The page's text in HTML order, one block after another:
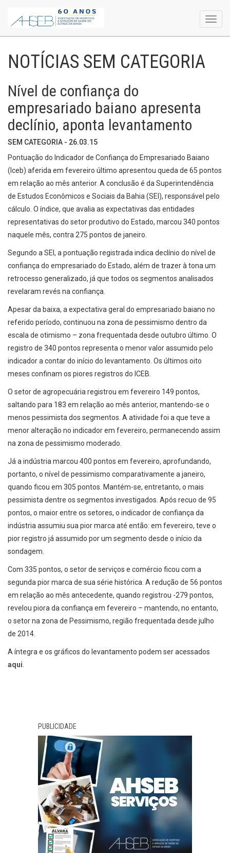
NOTÍCIAS SEM CATEGORIA
Nível de confiança do
empresariado baiano apresenta
declínio, aponta levantamento
SEM CATEGORIA - 26.03.15
Pontuação do Indicador de Confiança do Empresariado Baiano
(Iceb) aferida em fevereiro último apresentou queda de 65 pontos
em relação ao mês anterior. A conclusão é da Superintendência
de Estudos Econômicos e Sociais da Bahia (SEI), responsável pelo
cálculo. O índice, que avalia as expectativas das entidades
representativas do setor produtivo do Estado, marcou 340 pontos
naquele mês, contra 275 pontos de janeiro.
Segundo a SEI, a pontuação registrada indica declínio do nível de
confiança do empresariado do Estado, além de trazer à tona um
retrocesso generalizado, já que todos os segmentos analisados
revelaram revés na confiança.
Apesar da baixa, a expectativa geral do empresariado baiano no
referido período, continuou na zona de pessimismo dentro da
escala de otimismo – zona frequentada desde outubro último. O
registro de 340 pontos representa o menor valor assumido pelo
indicador a contar do início do levantamento. Os últimos oito
meses confinam os piores registros do ICEB.
O setor de agropecuária registrou em fevereiro 149 pontos,
saltando para 183 em relação ao mês anterior, mantendo-se o
menos pessimista dos segmentos. A atividade foi a que teve a
menor alteração no indicador em fevereiro, permanecendo assim
na zona de pessimismo moderado.
Já a indústria marcou 400 pontos em fevereiro, aprofundando,
portanto, o nível de pessimismo comparativamente a janeiro,
quando ficou em 305 pontos. Mantém-se, entretanto, o mais
pessimista dentre os segmentos investigados. Após recuo de 95
pontos, o maior entre os setores, o indicador de confiança da
indústria assumiu sua pior marca até então: em fevereiro, teve o
pior registro já assumido por um segmento desde o início da
sondagem.
Com 335 pontos, o setor de serviços e comércio ficou com a
segunda pior marca de sua série histórica. A redução de 56 pontos
em relação ao mês antecedente, quando registrou -279 pontos,
revelou piora da confiança em fevereiro – mantendo, no entanto,
o setor na zona de Pessimismo, região frequentada desde julho
de 2014.
A íntegra e os gráficos do levantamento podem ser acessados
aqui
PUBLICIDADE